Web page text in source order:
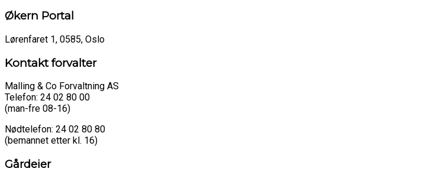
Økern Portal
Lørenfaret 1, 0585, Oslo
Kontakt forvalter
Malling & Co Forvaltning AS
Telefon: 24 02 80 00
(man-fre 08-16)
Nødtelefon: 24 02 80 80
(bemannet etter kl. 16)
Gårdeier